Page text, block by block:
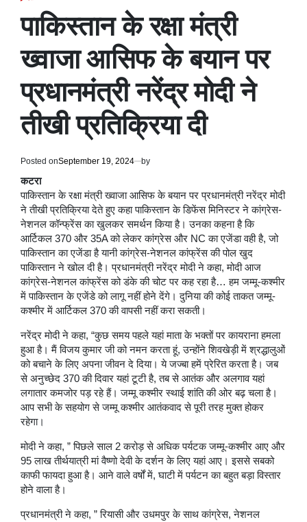
पाकिस्तान के रक्षा मंत्री
ख्वाजा आसिफ के बयान पर
प्रधानमंत्री नरेंद्र मोदी ने
तीखी प्रतिक्रिया दी
Posted onSeptember 19, 2024 by
कटरा
पाकिस्तान के रक्षा मंत्री ख्वाजा आसिफ के बयान पर प्रधानमंत्री नरेंद्र मोदी
ने तीखी प्रतिक्रिया देते हुए कहा पाकिस्तान के डिफेंस मिनिस्टर ने कांग्रेस-
नेशनल कॉन्फ्रेंस का खुलकर समर्थन किया है। उनका कहना है कि
आर्टिकल 370 और 35A को लेकर कांग्रेस और NC का एजेंडा वही है, जो
पाकिस्तान का एजेंडा है यानी कांग्रेस-नेशनल कांफ्रेंस की पोल खुद
पाकिस्तान ने खोल दी है। प्रधानमंत्री नरेंद्र मोदी ने कहा, मोदी आज
कांग्रेस-नेशनल कांफ्रेंस को डंके की चोट पर कह रहा है… हम जम्मू-कश्मीर
में पाकिस्तान के एजेंडे को लागू नहीं होने देंगे। दुनिया की कोई ताकत जम्मू-
कश्मीर में आर्टिकल 370 की वापसी नहीं करा सकती।
नरेंद्र मोदी ने कहा, “कुछ समय पहले यहां माता के भक्तों पर कायराना हमला
हुआ है। मैं विजय कुमार जी को नमन करता हूं, उन्होंने शिवखेड़ी में श्रद्धालुओं
को बचाने के लिए अपना जीवन दे दिया। ये जज्बा हमें प्रेरित करता है। जब
से अनुच्छेद 370 की दिवार यहां टूटी है, तब से आतंक और अलगाव यहां
लगातार कमजोर पड़ रहे हैं। जम्मू कश्मीर स्थाई शांति की ओर बढ़ चला है।
आप सभी के सहयोग से जम्मू कश्मीर आतंकवाद से पूरी तरह मुक्त होकर
रहेगा।
मोदी ने कहा, ” पिछले साल 2 करोड़ से अधिक पर्यटक जम्मू-कश्मीर आए और
95 लाख तीर्थयात्री मां वैष्णो देवी के दर्शन के लिए यहां आए। इससे सबको
काफी फायदा हुआ है। आने वाले वर्षों में, घाटी में पर्यटन का बहुत बड़ा विस्तार
होने वाला है।
प्रधानमंत्री ने कहा, ” रियासी और उधमपुर के साथ कांग्रेस, नेशनल